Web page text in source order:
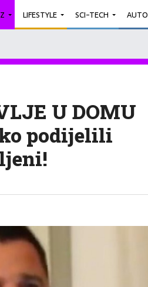
LIFESTYLE SCI-TECH AUTO
U DOMU
podijelili